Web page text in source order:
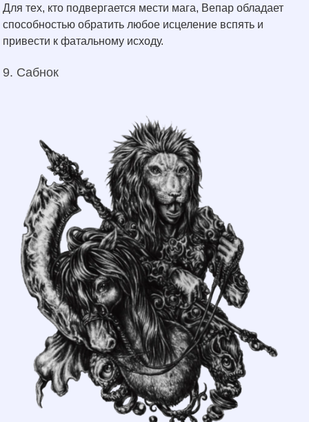
Для тех, кто подвергается мести мага, Вепар обладает
способностью обратить любое исцеление вспять и
привести к фатальному исходу.
9. Сабнок